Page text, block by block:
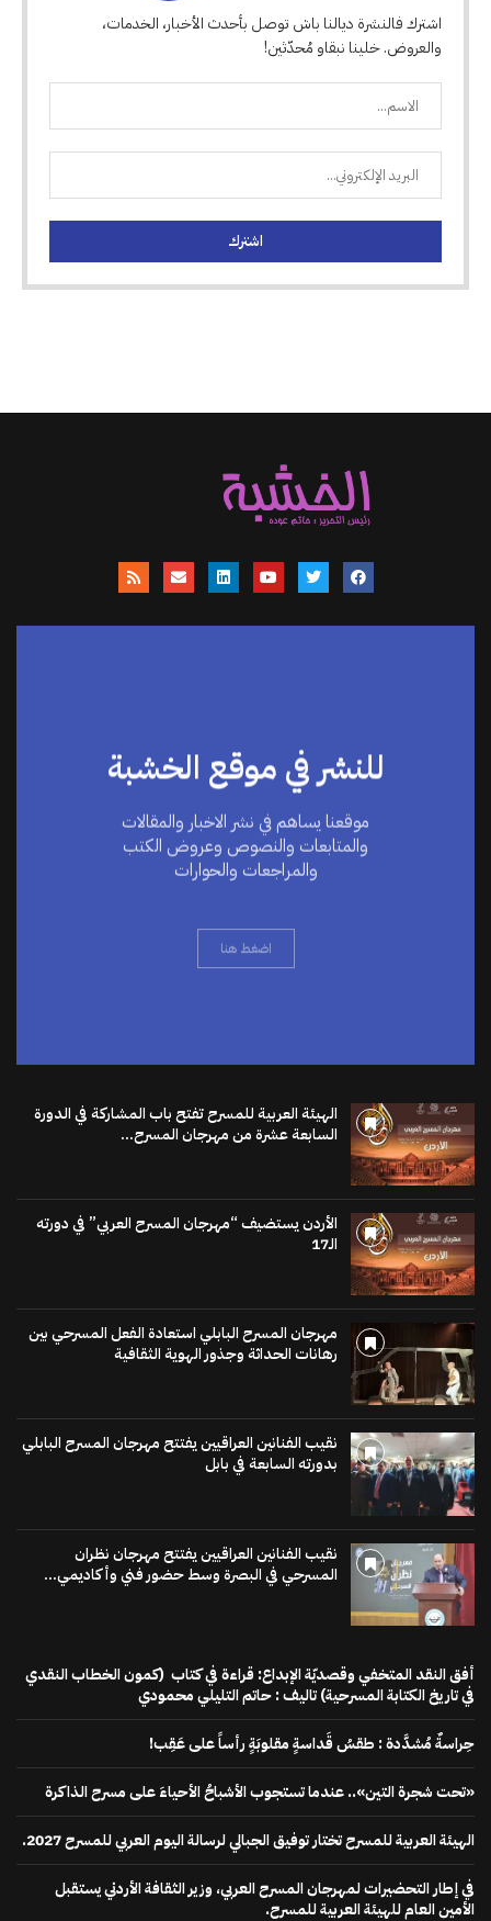
اشترك فالنشرة ديالنا باش توصل بأحدث الأخبار، الخدمات،
والعروض. خلينا نبقاو مُحدّثين!
للنشر في موقع الخشبة
موقعنا يساهم في نشر الاخبار والمقالات
والمتابعات والنصوص وعروض الكتب
والمراجعات والحوارات
الهيئة العربية للمسرح تفتح باب المشاركة في الدورة
السابعة عشرة من مهرجان المسرح...
الأردن يستضيف “مهرجان المسرح العربي” في دورته
الـ17
مهرجان المسرح البابلي استعادة الفعل المسرحي بين
رهانات الحداثة وجذور الهوية الثقافية
نقيب الفنانين العراقيين يفتتح مهرجان المسرح البابلي
بدورته السابعة في بابل
نقيب الفنانين العراقيين يفتتح مهرجان نظران
المسرحي في البصرة وسط حضور فني وأكاديمي...
أفق النقد المتخفي وقصديّة الإبداع: قراءة في كتاب (كمون الخطاب النقدي
في تاريخ الكتابة المسرحية) تاليف : حاتم التليلي محمودي
حِراسةٌ مُشدَّدة : طقسُ قَداسةٍ مقلوبَةٍ رأساً على عَقِب!
«تحت شجرة التين».. عندما تستجوب الأشباحُ الأحياءَ على مسرح الذاكرة
الهيئة العربية للمسرح تختار توفيق الجبالي لرسالة اليوم العربي للمسرح 2027.
في إطار التحضيرات لمهرجان المسرح العربي، وزير الثقافة الأردني يستقبل
الأمين العام للهيئة العربية للمسرح.